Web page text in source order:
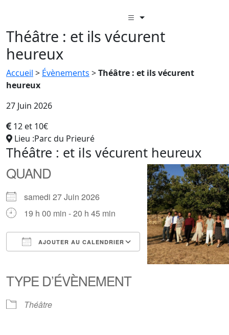
Théâtre : et ils vécurent
heureux
Accueil > Évènements >Théâtre : et ils vécurent
heureux
27 Juin 2026
12 et 10€
Lieu :Parc du Prieuré
Théâtre : et ils vécurent heureux
QUAND
samedi 27 Juin 2026
19 h 00 min - 20 h 45 min
AJOUTER AU CALENDRIER
Outlook Live
TYPE D’ÉVÈNEMENT
Théâtre